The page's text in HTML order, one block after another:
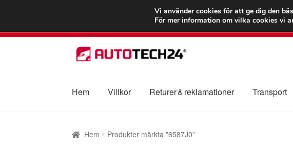
FRAKT från 75 kr
Hoppa
till
Hoppa
till
Hem Villkor Returer & reklamationer Transport
Hem Produkter märkta ”6587J0”
Vi använder cookies för att ge dig den
För mer information om vilka cookies vi